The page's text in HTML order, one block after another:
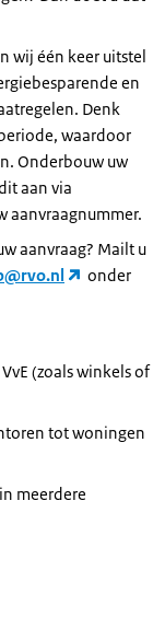
wij één keer uitstel
en
Denk
waardoor
Onderbouw uw
aan via
aanvraagnummer.
aanvraag? Mailt u
onder
(zoals winkels of
tot woningen
meerdere